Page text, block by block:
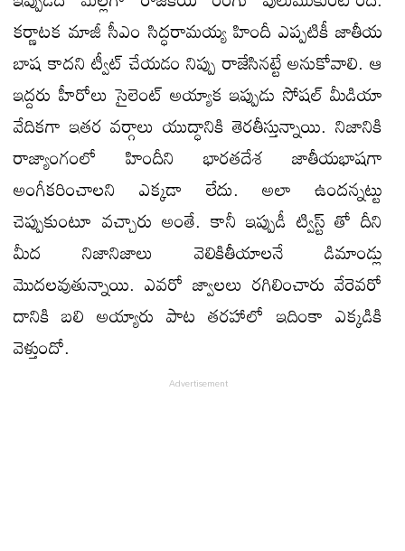
కర్ణాటక మాజీ సీఎం సిద్ధరామయ్య హిందీ ఎప్పటికీ జాతీయ
బాష కాదని ట్వీట్ చేయడం నిప్పు రాజేసినట్టే అనుకోవాలి. ఆ
ఇద్దరు హీరోలు సైలెంట్ అయ్యాక ఇప్పుడు సోషల్ మీడియా
వేదికగా ఇతర వర్గాలు యుద్ధానికి తెరతీస్తున్నాయి. నిజానికి
రాజ్యాంగంలో హిందీని భారతదేశ జాతీయభాషగా
అంగీకరించాలని ఎక్కడా లేదు. అలా ఉందన్నట్టు
చెప్పుకుంటూ వచ్చారు అంతే. కానీ ఇప్పుడీ ట్విస్ట్ తో దీని
మీద నిజానిజాలు వెలికితీయాలనే డిమాండ్లు
మొదలవుతున్నాయి. ఎవరో జ్వాలలు రగిలించారు వేరెవరో
దానికి బలి అయ్యారు పాట తరహాలో ఇదింకా ఎక్కడికి
వెళ్తుందో.